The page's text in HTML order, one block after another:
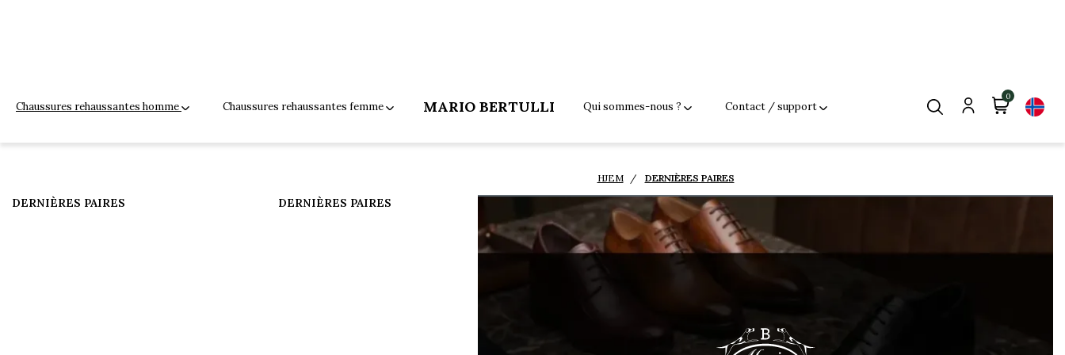
Chaussures rehaussantes homme Chaussures rehaussantes femme MARIO BERTULLI Qui sommes-nous ? Contact / support
0
HJEM DERNIÈRES PAIRES
DERNIÈRES PAIRES DERNIÈRES PAIRES